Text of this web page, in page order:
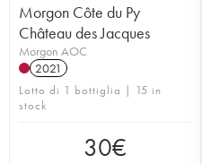
Morgon Côte du Py
Château des Jacques
Morgon AOC
2021
Lotto di 1 bottiglia | 15 in
stock
30€